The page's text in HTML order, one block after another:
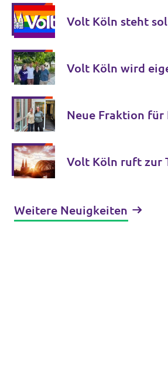
Volt Köln steht
Volt Köln wird
Volt Köln ruft zur
Weitere Neuigkeiten